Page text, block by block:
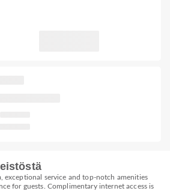
exceptional service and top-notch amenities
for guests. Complimentary internet access is